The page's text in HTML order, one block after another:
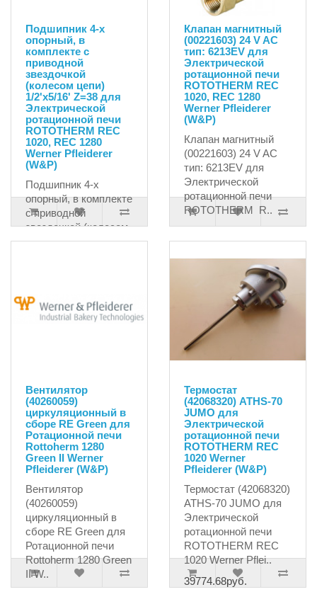
Подшипник 4-х
опорный, в
комплекте с
приводной
звездочкой
(колесом цепи)
1/2'x5/16' Z=38 для
Электрической
ротационной печи
ROTOTHERM REC
1020, REC 1280
Werner Pfleiderer
(W&P)
Подшипник 4-х
опорный, в комплекте
с приводной
звездочкой (колесом
цепи) 1/2'x5/16' Z=38
Клапан магнитный
(00221603) 24 V AC
тип: 6213EV для
Электрической
ротационной печи
ROTOTHERM REC
1020, REC 1280
Werner Pfleiderer
(W&P)
Клапан магнитный
(00221603) 24 V AC
тип: 6213EV для
Электрической
ротационной печи
ROTOTHERM R..
Вентилятор
(40260059)
циркуляционный в
сборе RE Green для
Ротационной печи
Rottoherm 1280
Green II Werner
Pfleiderer (W&P)
Вентилятор
(40260059)
циркуляционный в
сборе RE Green для
Ротационной печи
Rottoherm 1280 Green
II W..
Термостат
(42068320) ATHS-70
JUMO для
Электрической
ротационной печи
ROTOTHERM REC
1020 Werner
Pfleiderer (W&P)
Термостат (42068320)
ATHS-70 JUMO для
Электрической
ротационной печи
ROTOTHERM REC
1020 Werner Pflei..
39774.68руб.